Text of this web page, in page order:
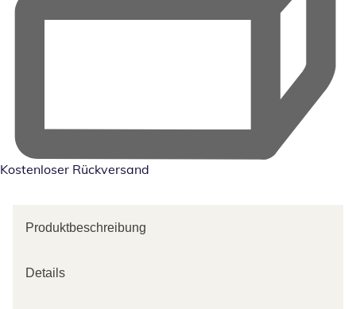
Kostenloser Rückversand
Produktbeschreibung
Details